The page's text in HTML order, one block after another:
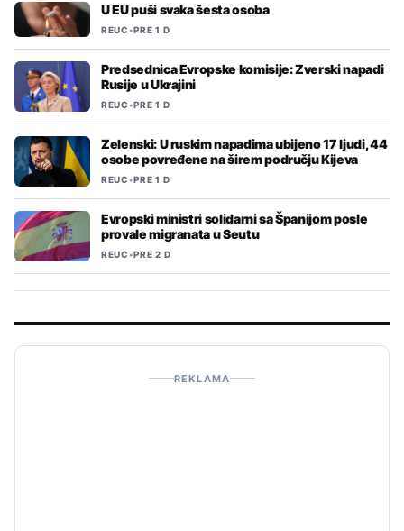
U EU puši svaka šesta osoba
REUC•PRE 1 D
Predsednica Evropske komisije: Zverski napadi
Rusije u Ukrajini
REUC•PRE 1 D
Zelenski: U ruskim napadima ubijeno 17 ljudi, 44
osobe povređene na širem području Kijeva
REUC•PRE 1 D
Evropski ministri solidarni sa Španijom posle
provale migranata u Seutu
REUC•PRE 2 D
REKLAMA